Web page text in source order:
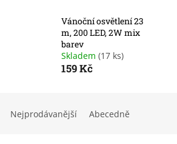
Vánoční osvětlení 23
m, 200 LED, 2W mix
barev
Skladem (17 ks)
159 Kč
Nejprodávanější Abecedně